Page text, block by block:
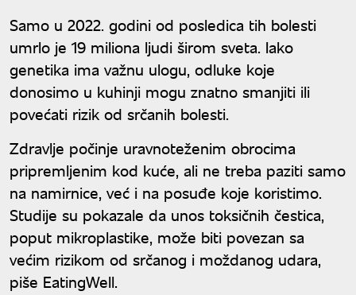
Samo u 2022. godini od posledica tih bolesti
umrlo je 19 miliona ljudi širom sveta. Iako
genetika ima važnu ulogu, odluke koje
donosimo u kuhinji mogu znatno smanjiti ili
povećati rizik od srčanih bolesti.
Zdravlje počinje uravnoteženim obrocima
pripremljenim kod kuće, ali ne treba paziti samo
na namirnice, već i na posuđe koje koristimo.
Studije su pokazale da unos toksičnih čestica,
poput mikroplastike, može biti povezan sa
većim rizikom od srčanog i moždanog udara,
piše EatingWell.